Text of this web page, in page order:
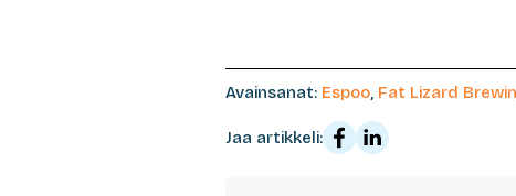
Avainsanat: Espoo, Fat Lizard
Jaa artikkeli: